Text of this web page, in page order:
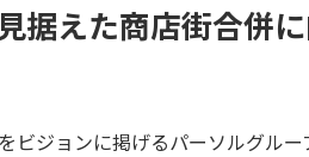
据えた商店街合併
をビジョンに掲げるパーソルグ